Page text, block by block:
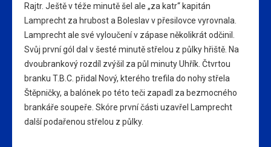
Rajtr. Ještě v téže minutě šel ale „za katr“ kapitán
Lamprecht za hrubost a Boleslav v přesilovce vyrovnala.
Lamprecht ale své vyloučení v zápase několikrát odčinil.
Svůj první gól dal v šesté minutě střelou z půlky hřiště. Na
dvoubrankový rozdíl zvýšil za půl minuty Uhřík. Čtvrtou
branku T.B.C. přidal Nový, kterého trefila do nohy střela
Štěpničky, a balónek po této teči zapadl za bezmocného
brankáře soupeře. Skóre první části uzavřel Lamprecht
další podařenou střelou z půlky.